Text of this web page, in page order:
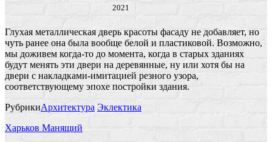
2021
Глухая металлическая дверь красоты фасаду не добавляет, но
чуть ранее она была вообще белой и пластиковой. Возможно,
мы доживем когда-то до момента, когда в старых зданиях
будут менять эти двери на деревянные, ну или хотя бы на
двери с накладками-имитацией резного узора,
соответствующему эпохе постройки здания.
РубрикиАрхитектура Эклектика
Харьков Манящий